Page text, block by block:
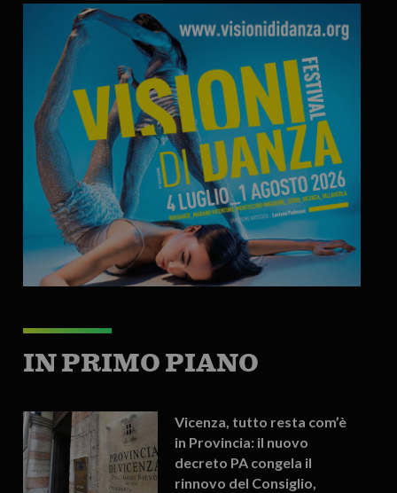
IN PRIMO PIANO
Vicenza, tutto resta com’è
in Provincia: il nuovo
decreto PA congela il
rinnovo del Consiglio,